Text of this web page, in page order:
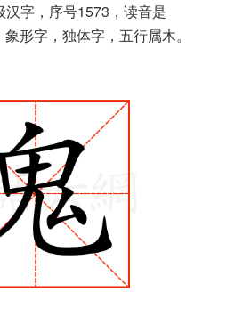
字，序号1573，读音是
形字，独体字，五行属木。